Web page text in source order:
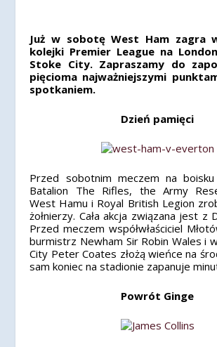
Już w sobotę West Ham zagra
kolejki Premier League na
Stoke City. Zapraszamy do
pięcioma najważniejszymi
spotkaniem.
Dzień pamięci
Przed sobotnim meczem na
Batalion The Rifles, the Army
West Hamu i Royal British Legion
żołnierzy. Cała akcja związana jest z
Przed meczem współwłaściciel
burmistrz Newham Sir Robin Wales i
City Peter Coates złożą wieńce na
sam koniec na stadionie zapanuje
Powrót Ginge